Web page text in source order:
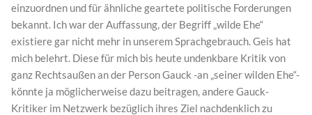
einzuordnen und für ähnliche geartete politische Forderungen
bekannt. Ich war der Auffassung, der Begriff „wilde Ehe“
existiere gar nicht mehr in unserem Sprachgebrauch. Geis hat
mich belehrt. Diese für mich bis heute undenkbare Kritik von
ganz Rechtsaußen an der Person Gauck -an „seiner wilden Ehe“-
könnte ja möglicherweise dazu beitragen, andere Gauck-
Kritiker im Netzwerk bezüglich ihres Ziel nachdenklich zu